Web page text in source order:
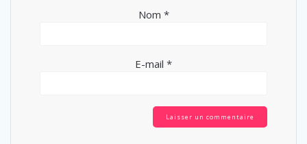
Nom *
E-mail *